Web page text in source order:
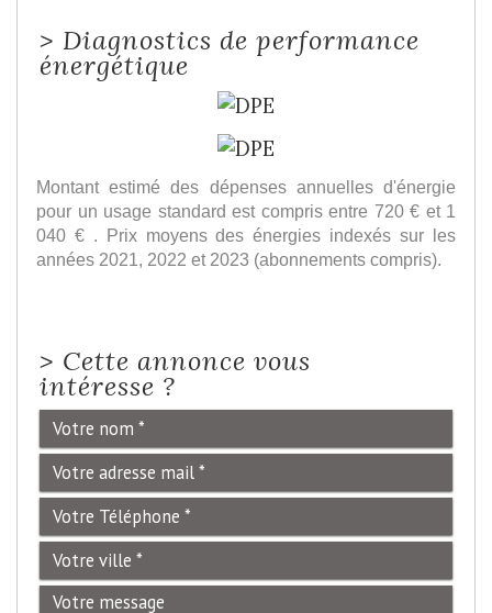
> Diagnostics de performance
énergétique
Montant estimé des dépenses annuelles d'énergie
pour un usage standard est compris entre 720 € et 1
040 € . Prix moyens des énergies indexés sur les
années 2021, 2022 et 2023 (abonnements compris).
> Cette annonce vous
intéresse ?